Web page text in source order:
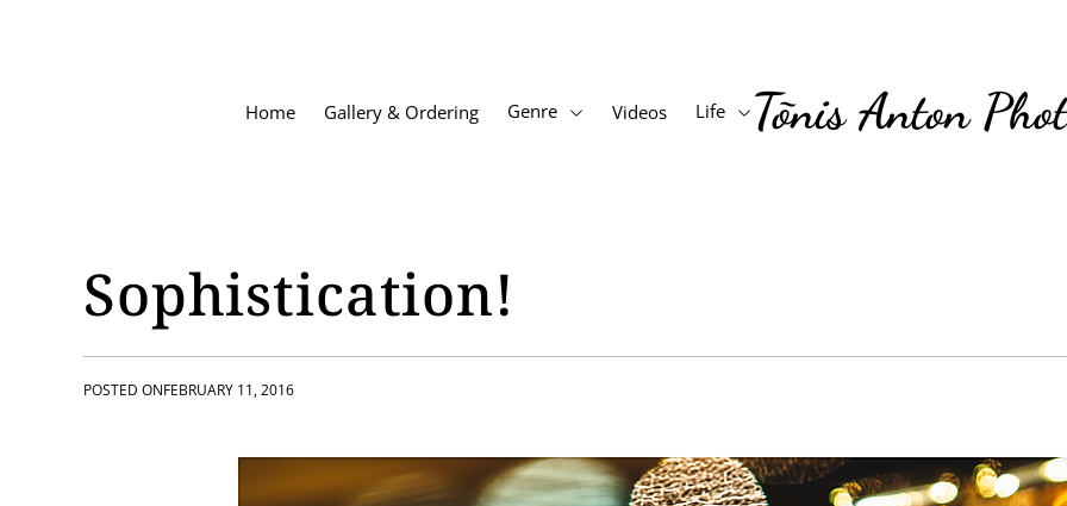
Home Gallery & Ordering Genre Videos Life Tõnis Anton
Sophistication!
POSTED ONFEBRUARY 11, 2016